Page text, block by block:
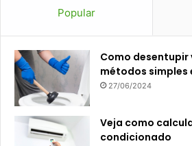
Popular
Como
métodos simples
27/06/2024
Veja como
condicionado